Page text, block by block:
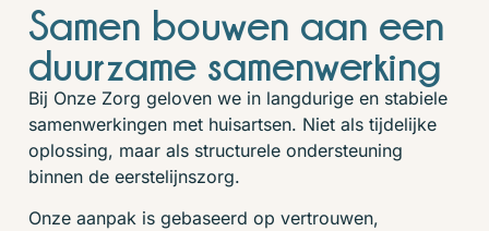
Samen bouwen aan een
duurzame samenwerking
Bij Onze Zorg geloven we in langdurige en stabiele
samenwerkingen met huisartsen. Niet als tijdelijke
oplossing, maar als structurele ondersteuning
binnen de eerstelijnszorg.
Onze aanpak is gebaseerd op vertrouwen,